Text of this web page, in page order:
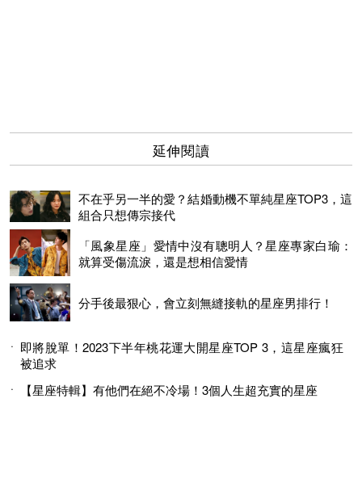
延伸閱讀
不在乎另一半的愛？結婚動機不單純星座TOP3，這
組合只想傳宗接代
「風象星座」愛情中沒有聰明人？星座專家白瑜：
就算受傷流淚，還是想相信愛情
分手後最狠心，會立刻無縫接軌的星座男排行！
即將脫單！2023下半年桃花運大開星座TOP 3，這星座瘋狂
被追求
【星座特輯】有他們在絕不冷場！3個人生超充實的星座